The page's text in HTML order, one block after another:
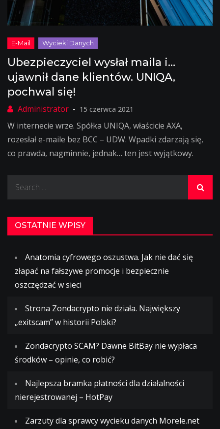
Ubezpieczyciel wysłał maila i…
ujawnił dane klientów. UNIQA,
pochwal się!
15 czerwca 2021
W internecie wrze. Spółka UNIQA, właścicie AXA,
rozesłał e-maile bez BCC – UDW. Wpadki zdarzają się,
co prawda, nagminnie, jednak… ten jest wyjątkowy.
OSTATNIE WPISY
Anatomia cyfrowego oszustwa. Jak nie dać się
złapać na fałszywe promocje i bezpiecznie
oszczędzać w sieci
Strona Zondacrypto nie działa. Największy
„exitscam” w historii Polski?
Zondacrypto SCAM? Dawne BitBay nie wypłaca
środków – opinie, co robić?
Najlepsza bramka płatności dla działalności
nierejestrowanej – HotPay
Zarzuty dla sprawcy wycieku danych Morele.net